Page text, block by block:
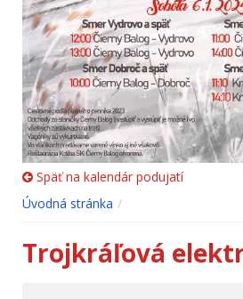
Späť na kalendár podujatí
Úvodná stránka
Trojkráľová